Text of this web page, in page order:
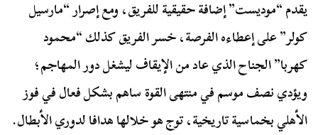
يقدم “موديست” إضافة حقيقية للفريق، ومع إصرار “مارسيل
كولر” على إعطاءه الفرصة، خسر الفريق كذلك “محمود
كهربا” الجناح الذي عاد من الإيقاف ليشغل دور المهاجم؛
ويؤدي نصف موسم في منتهى القوة ساهم بشكل فعال في فوز
الأهلي بخماسية تاريخية، توج هو خلالها هدافا لدوري الأبطال.